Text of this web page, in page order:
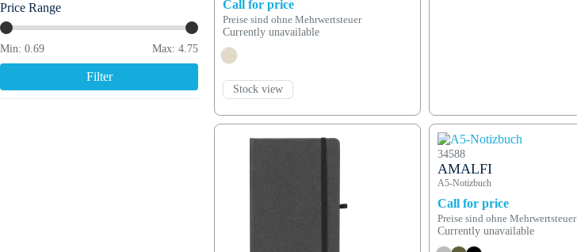
Price Range
Min: 0.69 Max: 4.75
Filter
Call for price
Preise sind ohne Mehrwertsteuer
Currently unavailable
Stock view
34588
AMALFI
A5-Notizbuch
Call for price
Preise sind ohne Mehrwertsteuer
Currently unavailable